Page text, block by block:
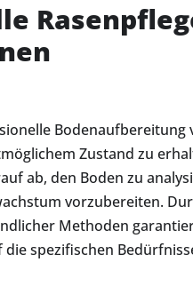
Bodenaufbereitung
Zustand zu
ab, den Boden zu
vorzubereiten.
Methoden
spezifischen